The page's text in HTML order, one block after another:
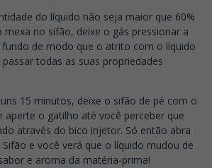
do líquido não seja maior que 60%
no sifão, deixe o gás pressionar a
de modo que o atrito com o líquido
todas as suas propriedades
15 minutos, deixe o sifão de pé com o
aperte o gatilho até você perceber que
através do bico injetor. Só então abra
e você verá que o líquido mudou de
e aroma da matéria-prima!